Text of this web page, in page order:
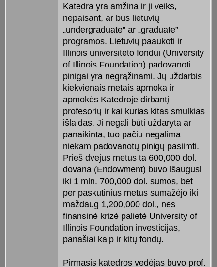
Katedra yra amžina ir ji veiks,
nepaisant, ar bus lietuvių
„undergraduate” ar „graduate”
programos. Lietuvių paaukoti ir
Illinois universiteto fondui (University
of Illinois Foundation) padovanoti
pinigai yra negrąžinami. Jų uždarbis
kiekvienais metais apmoka ir
apmokės Katedroje dirbantį
profesorių ir kai kurias kitas smulkias
išlaidas. Ji negali būti uždaryta ar
panaikinta, tuo pačiu negalima
niekam padovanotų pinigų pasiimti.
Prieš dvejus metus ta 600,000 dol.
dovana (Endowment) buvo išaugusi
iki 1 mln. 700,000 dol. sumos, bet
per paskutinius metus sumažėjo iki
maždaug 1,200,000 dol., nes
finansinė krizė palietė University of
Illinois Foundation investicijas,
panašiai kaip ir kitų fondų.
Pirmasis katedros vedėjas buvo prof.